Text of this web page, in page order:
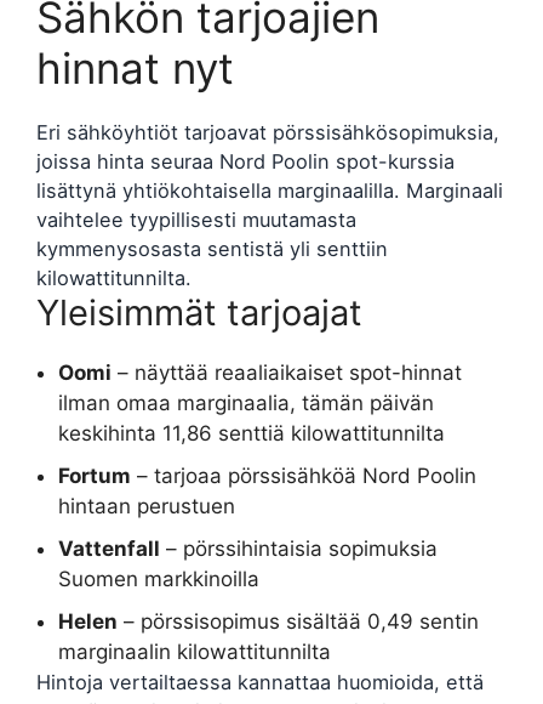
Sähkön tarjoajien
hinnat nyt
Eri sähköyhtiöt tarjoavat pörssisähkösopimuksia,
joissa hinta seuraa Nord Poolin spot-kurssia
lisättynä yhtiökohtaisella marginaalilla. Marginaali
vaihtelee tyypillisesti muutamasta
kymmenysosasta sentistä yli senttiin
kilowattitunnilta.
Yleisimmät tarjoajat
Oomi – näyttää reaaliaikaiset spot-hinnat
ilman omaa marginaalia, tämän päivän
keskihinta 11,86 senttiä kilowattitunnilta
Fortum – tarjoaa pörssisähköä Nord Poolin
hintaan perustuen
Vattenfall – pörssihintaisia sopimuksia
Suomen markkinoilla
Helen – pörssisopimus sisältää 0,49 sentin
marginaalin kilowattitunnilta
Hintoja vertailtaessa kannattaa huomioida, että